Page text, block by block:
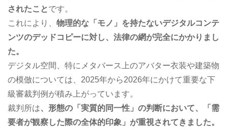
されたことです。
これにより、 物理的な「モノ」を持たないデジタルコンテ
ンツのデッドコピーに対し、法律の網が完全にかかりまし
た。
デジタル空間、特にメタバース上のアバター衣装や建築物
の模倣については、2025年から2026年にかけて重要な下
級審裁判例が積み上がっています。
裁判所は、形態の「実質的同一性」の判断において、「需
要者が観察した際の全体的印象」が重視されてきました。